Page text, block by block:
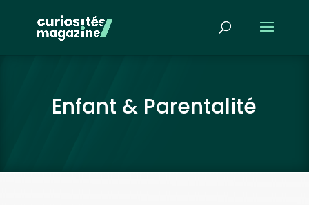
Enfant & Parentalité